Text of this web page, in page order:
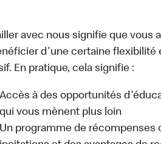
avec nous signifie que vous
d'une certaine flexibilité
En pratique, cela signifie :
Accès à des opportunités
qui vous mènent plus loin
Un programme de